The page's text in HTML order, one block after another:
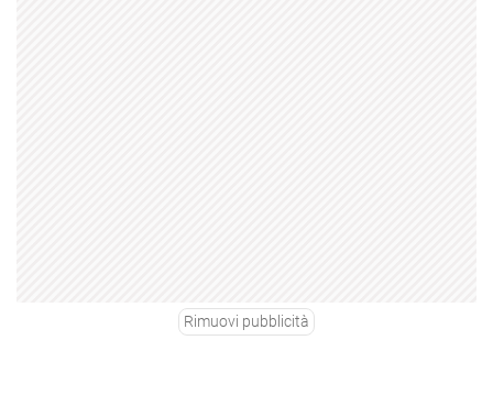
Rimuovi pubblicità